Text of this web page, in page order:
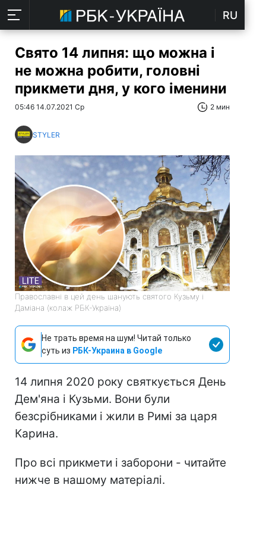
RU
Свято 14 липня: що можна і
не можна робити, головні
прикмети дня, у кого іменини
05:46 14.07.2021 Ср 2 мин
STYLER
Православні в цей день шанують святого Кузьму і
Даміана (колаж РБК-Україна)
Не трать время на шум! Читай только
суть из РБК-Украина в Google
14 липня 2020 року святкується День
Дем'яна і Кузьми. Вони були
безсрібниками і жили в Римі за царя
Карина.
Про всі прикмети і заборони - читайте
нижче в нашому матеріалі.